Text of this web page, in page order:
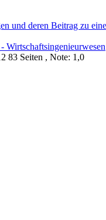
und deren Beitrag zu
Wirtschaftsingenieurwesen
83 Seiten , Note: 1,0